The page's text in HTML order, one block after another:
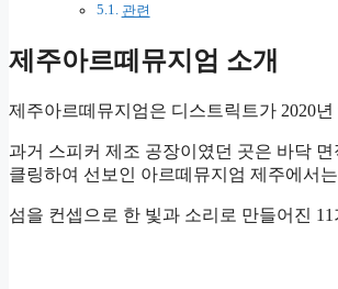
관련
제주아르떼뮤지엄 소개
제주아르떼뮤지엄은 디스트릭트가 2020
과거 스피커 제조 공장이였던 곳은 바닥
클링하여 선보인 아르떼뮤지엄 제주에서는
섬을 컨셉으로 한 빛과 소리로 만들어진